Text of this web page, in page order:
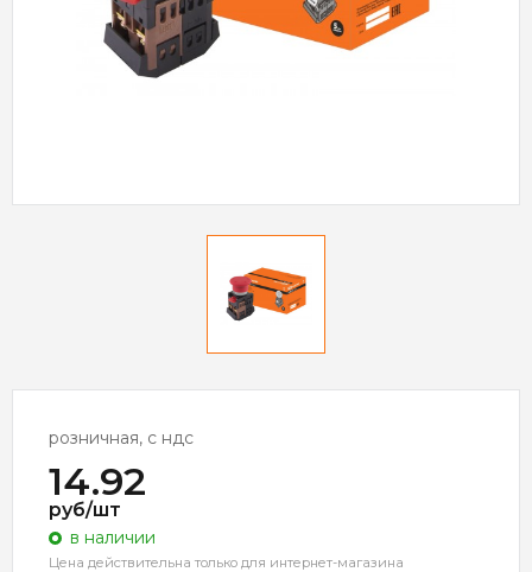
розничная, с ндс
14.92
руб/шт
в наличии
Цена действительна только для интернет-магазина